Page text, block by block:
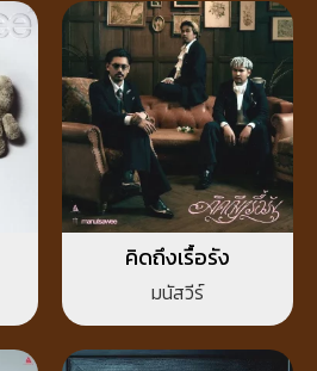
คิดถึงเรื้อรัง
มนัสวีร์